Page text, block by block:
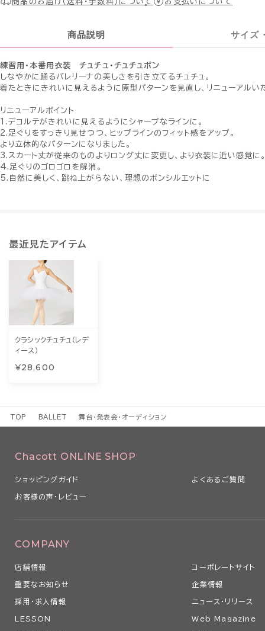
商品説明 サイズ
練習用・本番用衣装 チュチュ・チュチュボン
しなやかに踊るバレリーナの美しさを引き立てるチュチュ。
着たときにきれいに見えるように原型パターンを見直し、リニューアルい
リニューアルポイント
1.デコルテがきれいに見えるようにシャープなラインに。
2.足ぐりをすっきり見せつつ、ヒップラインのフィット感をアップ。
より立体的なパターンになりました。
3.スカート丈が従来のものよりロング丈に変更し、より衣装に近い感覚に
4.足ぐりのゴロゴロを解消。
5.自然に美しく、跳ね上がらない、理想のボンシルエットに
最近見たアイテム
クラシックチュチュ（レデ
ィース）
¥28,600
TOP BALLET 舞台・発表会・オーディション
Chacott ONLINE SHOP
ショッピングガイド よくあるご質問
お客様の声・レビュー
COMPANY
店舗情報 コーポレートサイト
重要なお知らせ 企業情報
採用・求人情報 ニュース・リリース
LESSON Web Magazine